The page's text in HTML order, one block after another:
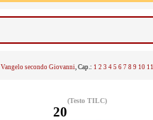
Vangelo secondo Giovanni, Cap.: 1 2 3 4 5 6 7 8 9 10 11
(Testo TILC)
20